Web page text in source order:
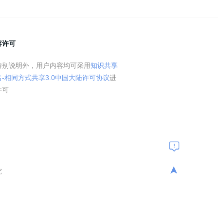
➤
许可
别说明外，用户内容均可采用知识共享
-相同方式共享3.0中国大陆许可协议进
可